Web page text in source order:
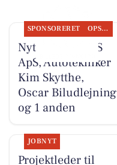
SPONSORERET OPSLAGSTAVLEN
Nyt fra TT CARS
ApS, Autotekniker
Kim Skytthe,
Oscar Biludlejning
og 1 anden
JOBNYT
Projektleder til